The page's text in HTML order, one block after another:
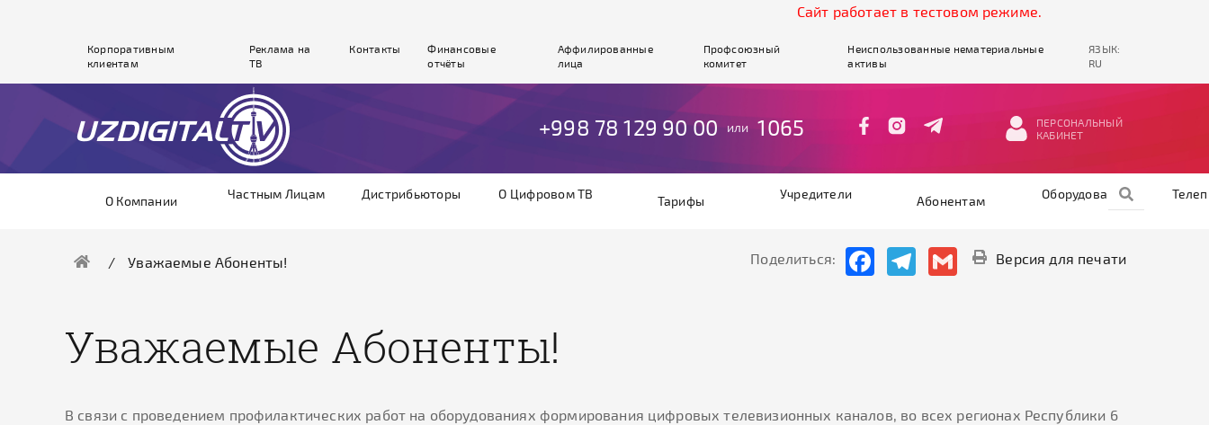
Cайт работает в тестовом режиме.
Корпоративным
клиентам
Реклама на
ТВ
Контакты
Финансовые
отчёты
Аффилированные
лица
Профсоюзный
комитет
Неиспользованные нематериальные
активы
ЯЗЫК:
RU
+998 78 129 90 00 или 1065
ПЕРСОНАЛЬНЫЙ
КАБИНЕТ
О Компании Частным Лицам Дистрибьюторы О Цифровом ТВ Тарифы Учредители Абонентам Оборудование
Уважаемые Абоненты! Поделиться: FacebookTelegramGmail Версия для печати
Уважаемые Абоненты!
В связи с проведением профилактических работ на оборудованиях формирования цифровых телевизионных каналов, во всех регионах Республики 6